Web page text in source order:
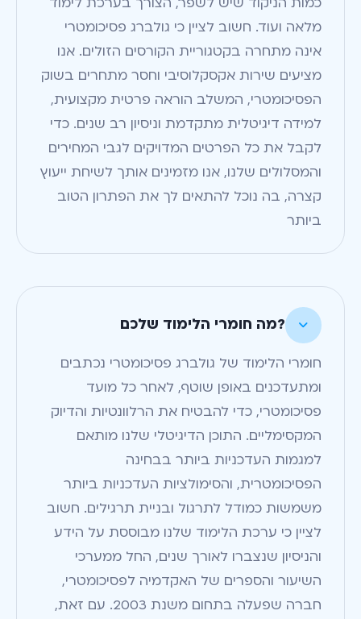
מלאה ועוד. חשוב לציין כי גולברג פסיכומטרי
אינה מתחרה בקטגוריית הקורסים הזולים. אנו
מציעים שירות אקסקלוסיבי וחסר מתחרים בשוק
הפסיכומטרי, המשלב הוראה פרטית מקצועית,
למידה דיגיטלית מתקדמת וניסיון רב שנים. כדי
לקבל את כל הפרטים המדויקים לגבי המחירים
והמסלולים שלנו, אנו מזמינים אותך לשיחת ייעוץ
קצרה, בה נוכל להתאים לך את הפתרון הטוב
ביותר
?מה חומרי הלימוד שלכם 
חומרי הלימוד של גולברג פסיכומטרי נכתבים
ומתעדכנים באופן שוטף, לאחר כל מועד
פסיכומטרי, כדי להבטיח את הרלוונטיות והדיוק
המקסימליים. התוכן הדיגיטלי שלנו מותאם
למגמות העדכניות ביותר בבחינה
הפסיכומטרית, והסימולציות העדכניות ביותר
משמשות כמודל לתרגול ובניית תרגילים. חשוב
לציין כי ערכת הלימוד שלנו מבוססת על הידע
והניסיון שנצברו לאורך שנים, החל ממערכי
השיעור והספרים של האקדמיה לפסיכומטרי,
חברה שפעלה בתחום משנת 2003. עם זאת,